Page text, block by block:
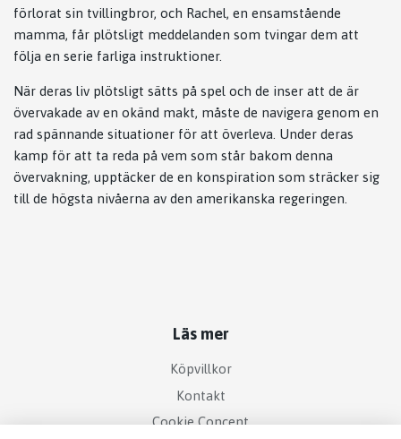
förlorat sin tvillingbror, och Rachel, en ensamstående
mamma, får plötsligt meddelanden som tvingar dem att
följa en serie farliga instruktioner.
När deras liv plötsligt sätts på spel och de inser att de är
övervakade av en okänd makt, måste de navigera genom en
rad spännande situationer för att överleva. Under deras
kamp för att ta reda på vem som står bakom denna
övervakning, upptäcker de en konspiration som sträcker sig
till de högsta nivåerna av den amerikanska regeringen.
Läs mer
Köpvillkor
Kontakt
Cookie Concent